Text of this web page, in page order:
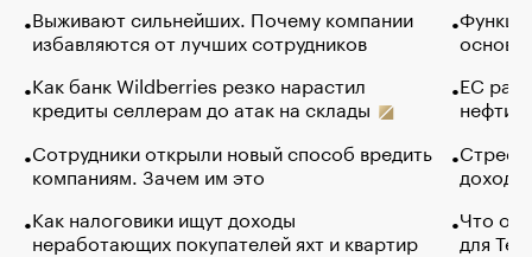
Выживают сильнейших. Почему компании
избавляются от лучших сотрудников
Как банк Wildberries резко нарастил
кредиты селлерам до атак на склады
Сотрудники открыли новый способ вредить
компаниям. Зачем им это
Как налоговики ищут доходы
неработающих покупателей яхт и квартир
основ
ЕС
нефти
Что
для